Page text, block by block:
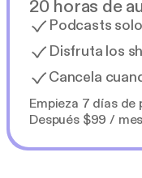
20 horas de
Podcasts
Disfruta los
Cancela
Empieza 7 días de
Después $99 / mes